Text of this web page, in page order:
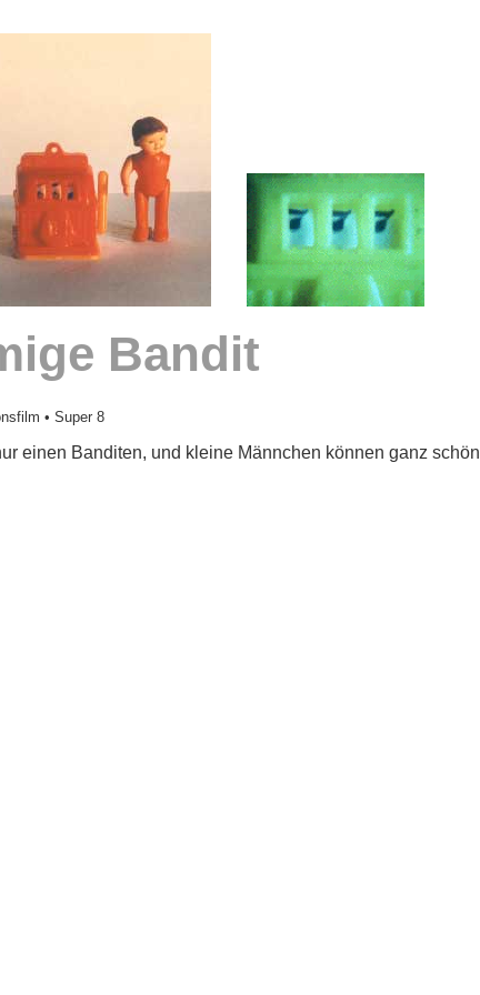
Bandit
• Super 8
einen Banditen, und kleine Männchen können ganz schön